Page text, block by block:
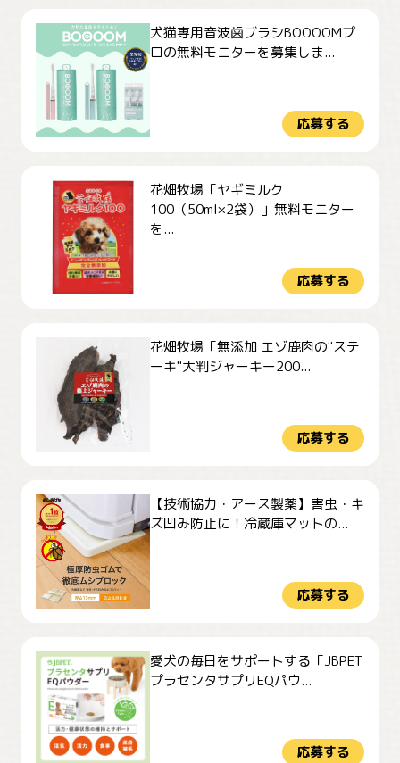
犬猫専用音波歯ブラシBOOOOMプ
ロの無料モニターを募集しま...
応募する
花畑牧場「ヤギミルク
100（50ml×2袋）」無料モニター
を...
応募する
花畑牧場「無添加 エゾ鹿肉の"ステ
ーキ"大判ジャーキー200...
応募する
【技術協力・アース製薬】害虫・キ
ズ凹み防止に！冷蔵庫マットの...
応募する
愛犬の毎日をサポートする「JBPET
プラセンタサプリEQパウ...
応募する